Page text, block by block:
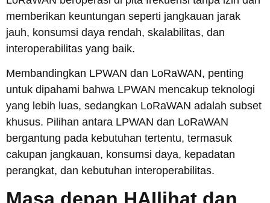
memberikan keuntungan seperti jangkauan jarak
jauh, konsumsi daya rendah, skalabilitas, dan
interoperabilitas yang baik.
Membandingkan LPWAN dan LoRaWAN, penting
untuk dipahami bahwa LPWAN mencakup teknologi
yang lebih luas, sedangkan LoRaWAN adalah subset
khusus. Pilihan antara LPWAN dan LoRaWAN
bergantung pada kebutuhan tertentu, termasuk
cakupan jangkauan, konsumsi daya, kepadatan
perangkat, dan kebutuhan interoperabilitas.